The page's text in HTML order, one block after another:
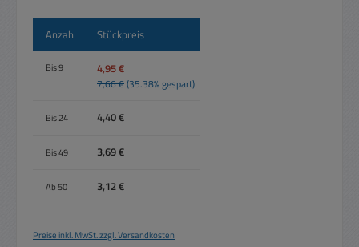
Anzahl Stückpreis
Bis9 4,95 €
7,66 €(35.38% gespart)
Bis24 4,40 €
Bis49 3,69 €
Ab 50 3,12 €
Preise inkl. MwSt. zzgl. Versandkosten